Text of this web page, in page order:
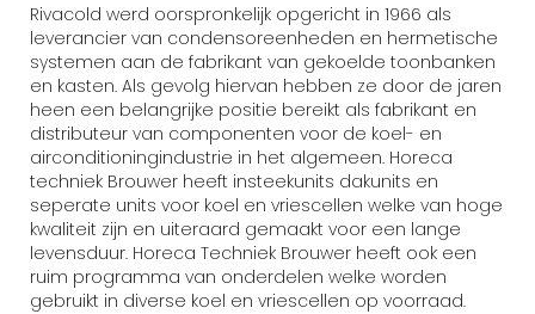
Rivacold werd oorspronkelijk opgericht in 1966 als
leverancier van condensoreenheden en hermetische
systemen aan de fabrikant van gekoelde toonbanken
en kasten. Als gevolg hiervan hebben ze door de jaren
heen een belangrijke positie bereikt als fabrikant en
distributeur van componenten voor de koel- en
airconditioningindustrie in het algemeen. Horeca
techniek Brouwer heeft insteekunits dakunits en
seperate units voor koel en vriescellen welke van hoge
kwaliteit zijn en uiteraard gemaakt voor een lange
levensduur. Horeca Techniek Brouwer heeft ook een
ruim programma van onderdelen welke worden
gebruikt in diverse koel en vriescellen op voorraad.